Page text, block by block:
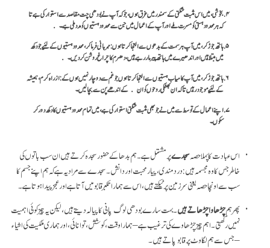
بخوشی، میں اس مثبت شکتی کے سمندر میں غرق ہوں، جو کہ آپ نے بودھی چت مقاصد سے استوار کی ہے تا
کہ ہر محدود ہستی کو مسرت ملے اور آپ کے اعمال میں جن سے محدود ہستیوں کو مدد ملی ہے۔
ہاتھ جوڑ کر، میں آپ ہر سمت کے بدھوں سے التجا کرتا ہوں: مہربانی فرما کر، محدود ہستیوں کے لئیے جو دکھ
میں مبتلا ہیں اور اندھیرے میں ہاتھ پیر مار رہے ہیں، دھرم کا چراغ روشن کر دیں۔
ہاتھ جوڑ کر، میں آپ کامیاب ہستیوں سے التجا کرتا ہوں جو غم سے دوچار نہیں ہوں گے: از راہ کرم، ہمیشہ
کے لئیے موجود رہیں تا کہ ان بھٹکی روحوں کو ان کے اندھے پن سے بچا لیں۔
اپنے اعمال کے توسط سے میں نے جو بھی مثبت شکتی استوار کی ہے، میں تمام محدود ہستیوں کا دکھ دور کر
سکوں۔
اس عبادت کا پہلا حصہسجدےپر مشتمل ہے۔ ہم بدھا کے حضور سجدہ کرتے ہیں ان سب باتوں کی
خاطر جس کا وہ مجسمہ ہیں: درد مندی، پیار محبت اور دانش۔ سجدے سے مراد یہ ہے کہ ہم اپنے جسم کا
سب سے اونچا حصہ یعنی سر زمین پر ٹیکتے ہیں، اس سے ہمارا تکبر قابو میں آتا ہے اور عجز پیدا ہوتا ہے۔
پھر ہمچڑھاوا چڑھاتے ہیں۔ بہت سارے بودھی لوگ پانی کا پیالہ دیتے ہیں، لیکن یہ چیز کوئی اہمیت
نہیں رکھتی۔ اہم چیز چڑھاوے کی ترغیب ہے – ہمارا وقت، کوشش، توانائی، اور ہماری ملکیت کی اشیاء
– جس سے ہم لگاوٹ پر قابو پاتے ہیں۔